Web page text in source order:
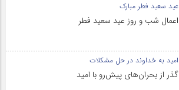
عید سعید فطر مبارک
اعمال شب و روز عید سعید فطر
امید به خداوند در حل مشکلات
گذر از بحران‌های پیش‌رو با امید